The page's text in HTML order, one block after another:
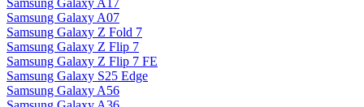
Samsung Galaxy A17
Samsung Galaxy A07
Samsung Galaxy Z Fold 7
Samsung Galaxy Z Flip 7
Samsung Galaxy Z Flip 7 FE
Samsung Galaxy S25 Edge
Samsung Galaxy A56